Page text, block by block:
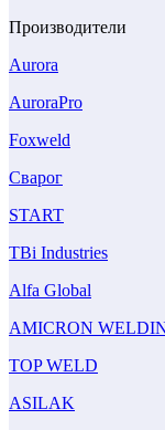
Производители
Aurora
AuroraPro
Foxweld
Сварог
START
TBi Industries
Alfa Global
AMICRON
TOP WELD
ASILAK